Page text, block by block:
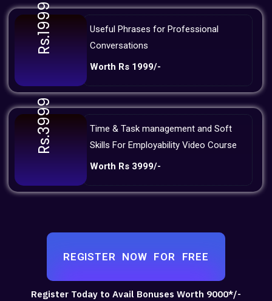
Useful Phrases for Professional
Conversations
Worth Rs 1999/-
Rs.1999
Time & Task management and Soft
Skills For Employability Video Course
Worth Rs 3999/-
Rs.3999
REGISTER NOW FOR FREE
Register Today to Avail Bonuses Worth 9000*/-